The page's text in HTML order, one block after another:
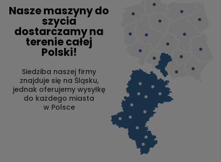
Nasze maszyny do
szycia
dostarczamy na
terenie całej
Polski!
Siedziba naszej firmy
znajduje się na Śląsku,
jednak oferujemy wysyłkę
do każdego miasta
w Polsce